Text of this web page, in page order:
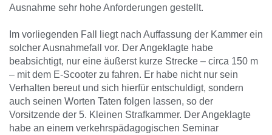
Ausnahme sehr hohe Anforderungen gestellt.
Im vorliegenden Fall liegt nach Auffassung der Kammer ein
solcher Ausnahmefall vor. Der Angeklagte habe
beabsichtigt, nur eine äußerst kurze Strecke – circa 150 m
– mit dem E-Scooter zu fahren. Er habe nicht nur sein
Verhalten bereut und sich hierfür entschuldigt, sondern
auch seinen Worten Taten folgen lassen, so der
Vorsitzende der 5. Kleinen Strafkammer. Der Angeklagte
habe an einem verkehrspädagogischen Seminar